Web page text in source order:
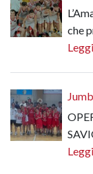
che